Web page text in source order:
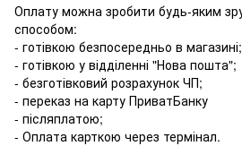
Оплату можна зробити будь-яким
способом:
- готівкою безпосередньо в магазині;
- готівкою у відділенні "Нова пошта";
- безготівковий розрахунок ЧП;
- переказ на карту ПриватБанку
- післяплатою;
- Оплата карткою через термінал.